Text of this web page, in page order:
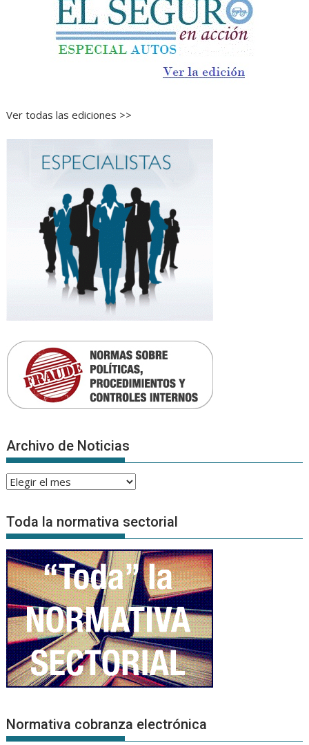
Ver todas las ediciones >>
Archivo de Noticias
Archivo
Noticias
Toda la normativa sectorial
Normativa cobranza electrónica